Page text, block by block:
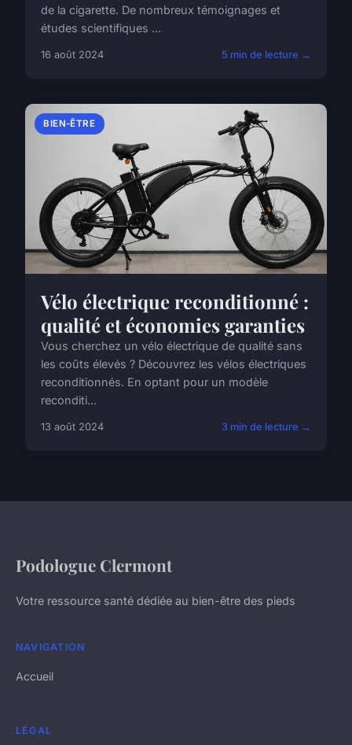
de la cigarette. De nombreux témoignages et
études scientifiques ...
16 août 2024 5 min de lecture →
BIEN-ÊTRE
Vélo électrique reconditionné :
qualité et économies garanties
Vous cherchez un vélo électrique de qualité sans
les coûts élevés ? Découvrez les vélos électriques
reconditionnés. En optant pour un modèle
reconditi...
13 août 2024 3 min de lecture →
Podologue Clermont
Votre ressource santé dédiée au bien-être des pieds
NAVIGATION
Accueil
LÉGAL